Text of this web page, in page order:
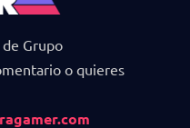
Grupo
o quieres